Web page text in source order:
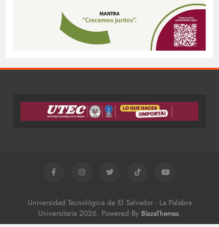
Universidad Tecnológica de El Salvador - La Palabra
Universitaria 2026. Powered By BlazeThemes.